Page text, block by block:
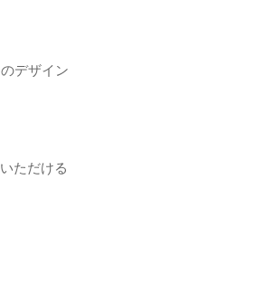
デザイン
ただける